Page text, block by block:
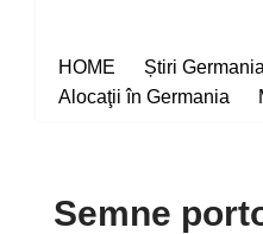
HOME Știri Germania
Alocaţii în Germania
Semne